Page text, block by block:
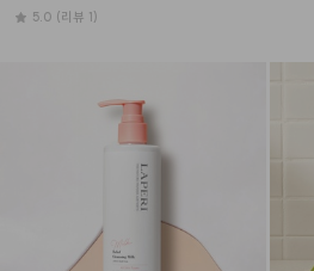
5.0 (리뷰 1)